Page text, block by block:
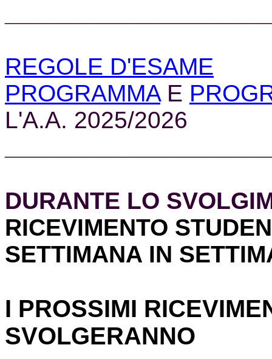
REGOLE D'ESAME
PROGRAMMAE
L'A.A. 2025/2026
DURANTE LO
RICEVIMENTO
SETTIMANA IN
I PROSSIMI
SVOLGERANNO